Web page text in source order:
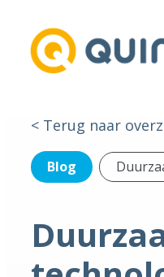
< Terug naar
Blog